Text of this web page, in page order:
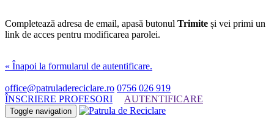
Completează adresa de email, apasă butonul Trimite și vei primi un
link de acces pentru modificarea parolei.
« Înapoi la formularul de autentificare.
office@patruladereciclare.ro 0756 026 919
ÎNSCRIERE PROFESORI
AUTENTIFICARE
Toggle navigation